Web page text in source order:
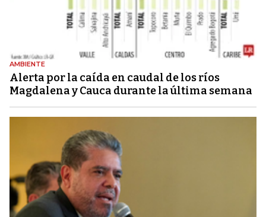
AMBIENTE
Alerta por la caída en caudal de los ríos
Magdalena y Cauca durante la última semana